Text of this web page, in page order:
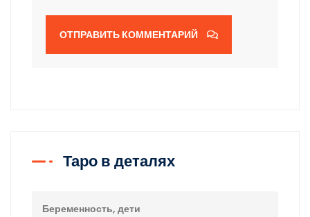
ОТПРАВИТЬ КОММЕНТАРИЙ
Таро в деталях
Беременность, дети